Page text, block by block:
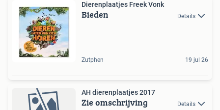
Dierenplaatjes Freek Vonk
Bieden Details
Zutphen 19 jul 26
AH dierenplaatjes 2017
Zie omschrijving Details